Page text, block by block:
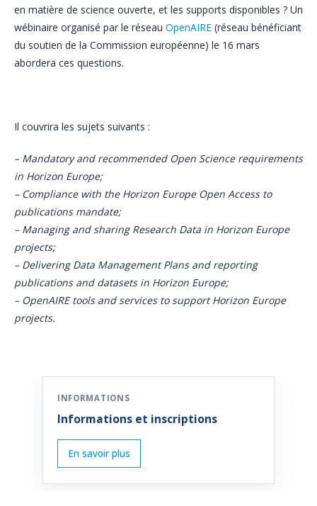
en matière de science ouverte, et les supports disponibles ? Un
wébinaire organisé par le réseau OpenAIRE (réseau bénéficiant
du soutien de la Commission européenne) le 16 mars
abordera ces questions.
Il couvrira les sujets suivants :
– Mandatory and recommended Open Science requirements
in Horizon Europe;
– Compliance with the Horizon Europe Open Access to
publications mandate;
– Managing and sharing Research Data in Horizon Europe
projects;
– Delivering Data Management Plans and reporting
publications and datasets in Horizon Europe;
– OpenAIRE tools and services to support Horizon Europe
projects.
Informations et inscriptions